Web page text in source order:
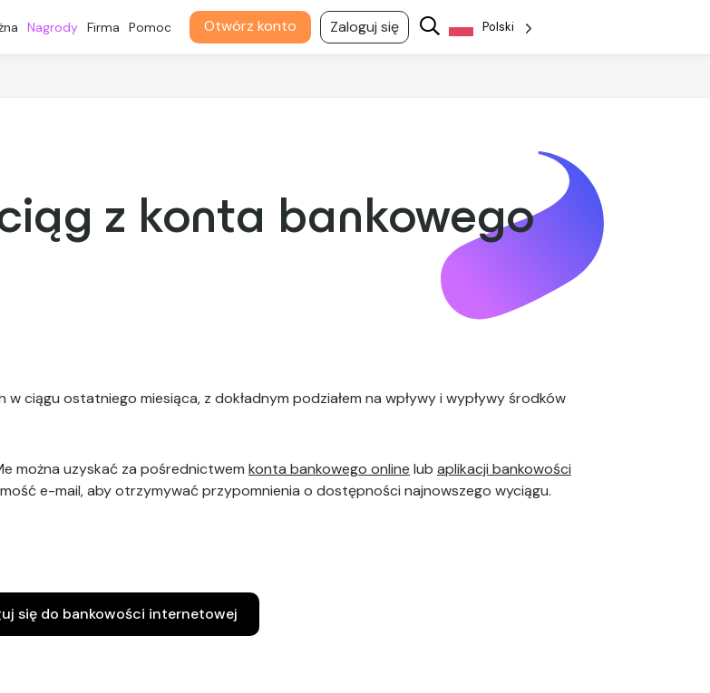
Nagrody Firma Pomoc Otwórz konto Zaloguj się Polski
z konta bankowego
ciągu ostatniego miesiąca, z dokładnym podziałem na wpływy i wypływy środków
można uzyskać za pośrednictwem konta bankowego online lub aplikacji bankowości
e-mail, aby otrzymywać przypomnienia o dostępności najnowszego wyciągu.
się do bankowości internetowej